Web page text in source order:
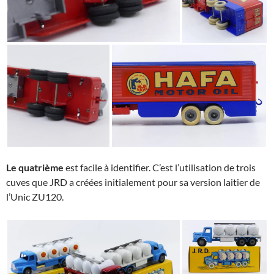
Le quatrième est facile à identifier. C’est l’utilisation de trois
cuves que JRD a créées initialement pour sa version laitier de
l’Unic ZU120.